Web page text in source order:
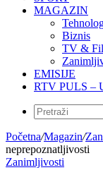
MAGAZIN
Biznis
TV &
EMISIJE
RTV PULS –
Početna/Magazin/
neprepoznatljivosti
Zanimljivosti